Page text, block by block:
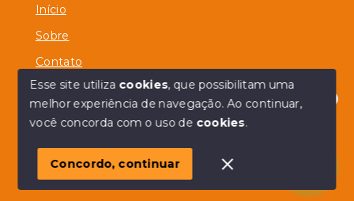
Olá! em posso ajudar?
Início
Sobre
Contato
© Copyright 2026 - Alberico Simões - Todos os direitos
SITE PARA IMOBILIARIA
Esse site utiliza cookies, que possibilitam uma
melhor experiência de navegação.Ao continuar,
você concorda com o uso de cookies.
Concordo, continuar